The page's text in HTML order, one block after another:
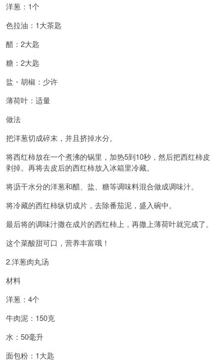
洋葱：1个
色拉油：1大茶匙
醋：2大匙
糖：2大匙
盐・胡椒：少许
薄荷叶：适量
做法
把洋葱切成碎末，并且挤掉水分。
将西红柿放在一个煮沸的锅里，加热5到10秒，然后把西红柿皮
剥掉。再将去皮后的西红柿放入冰箱里冷藏。
将沥干水分的洋葱和醋、盐、糖等调味料混合做成调味汁。
将冷藏的西红柿纵切成片，去除番茄泥，盛入碗中。
最后将的调味汁撒在成片的西红柿上，再撒上薄荷叶就完成了。
这个菜酸甜可口，营养丰富哦！
2.洋葱肉丸汤
材料
洋葱：4个
牛肉泥：150克
水：50毫升
面包粉：1大匙